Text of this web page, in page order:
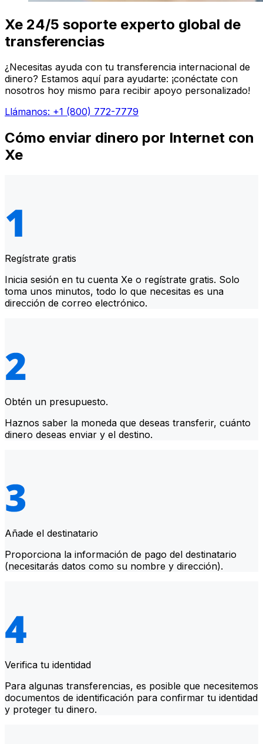
Xe 24/5 soporte experto global de
transferencias
¿Necesitas ayuda con tu transferencia internacional de
dinero? Estamos aquí para ayudarte: ¡conéctate con
nosotros hoy mismo para recibir apoyo personalizado!
Llámanos: +1 (800) 772-7779
Cómo enviar dinero por Internet con
Xe
Regístrate gratis
Inicia sesión en tu cuenta Xe o regístrate gratis. Solo
toma unos minutos, todo lo que necesitas es una
dirección de correo electrónico.
Obtén un presupuesto.
Haznos saber la moneda que deseas transferir, cuánto
dinero deseas enviar y el destino.
Añade el destinatario
Proporciona la información de pago del destinatario
(necesitarás datos como su nombre y dirección).
Verifica tu identidad
Para algunas transferencias, es posible que necesitemos
documentos de identificación para confirmar tu identidad
y proteger tu dinero.